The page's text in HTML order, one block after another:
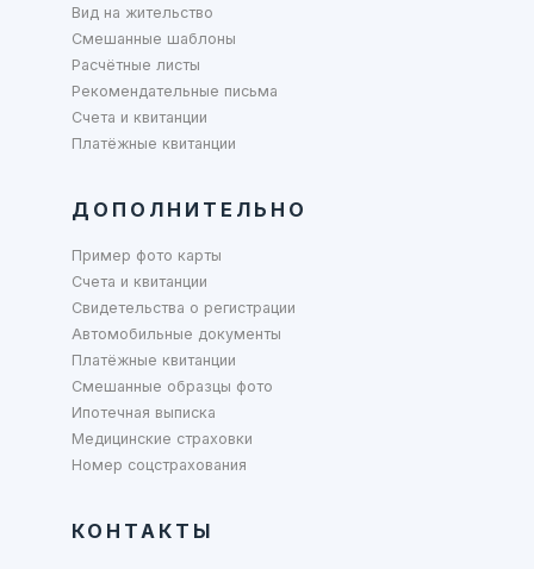
Вид на жительство
Смешанные шаблоны
Расчётные листы
Рекомендательные письма
Счета и квитанции
Платёжные квитанции
ДОПОЛНИТЕЛЬНО
Пример фото карты
Счета и квитанции
Свидетельства о регистрации
Автомобильные документы
Платёжные квитанции
Смешанные образцы фото
Ипотечная выписка
Медицинские страховки
Номер соцстрахования
КОНТАКТЫ